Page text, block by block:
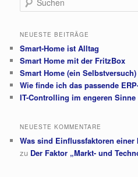
u
h
n
NEUESTE BEITRÄGE
Smart-Home ist Alltag
Smart Home mit der FritzBox
Smart Home (ein Selbstversuch)
Wie finde ich das passende
IT-Controlling im engeren Sinne
NEUESTE KOMMENTARE
Was sind Einflussfaktoren einer
zu Der Faktor „Markt- und